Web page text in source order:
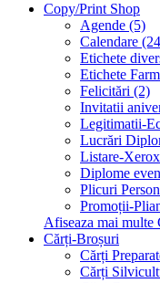
Copy/Print Shop
Agende (5)
Calendare
Etichete
Etichete
Felicitări (2)
Invitatii
Legitimatii-
Lucrări
Listare-
Diplome
Plicuri
Promoții-
Afiseaza mai multe
Cărți-Broșuri
Cărți
Cărți